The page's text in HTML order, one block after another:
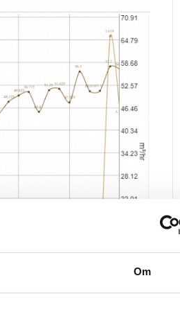
Om
och det är därför